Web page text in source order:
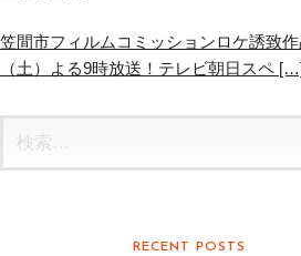
笠間市フィルムコミッションロケ誘致
（土）よる9時放送！テレビ朝日スペ
索: